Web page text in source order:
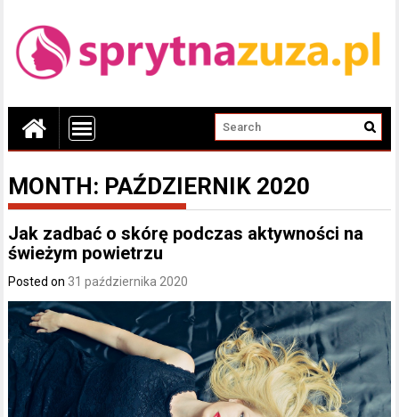
MONTH: PAŹDZIERNIK 2020
Jak zadbać o skórę podczas aktywności na
świeżym powietrzu
Posted on 31 października 2020